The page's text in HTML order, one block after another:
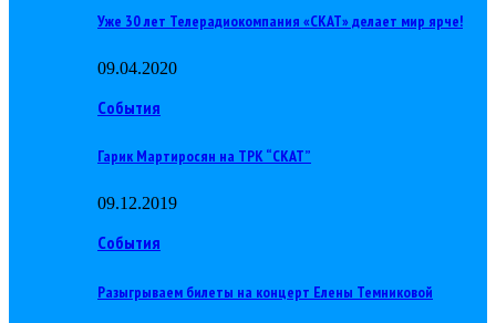
Уже 30 лет Телерадиокомпания «СКАТ» делает мир ярче!
09.04.2020
События
Гарик Мартиросян на ТРК “СКАТ”
09.12.2019
События
Разыгрываем билеты на концерт Елены Темниковой